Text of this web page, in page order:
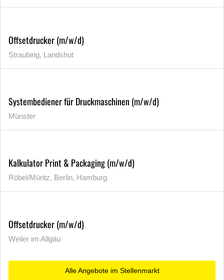
Offsetdrucker (m/w/d)
Straubing, Landshut
Systembediener für Druckmaschinen (m/w/d)
Münster
Kalkulator Print & Packaging (m/w/d)
Röbel/Müritz, Berlin, Hamburg
Offsetdrucker (m/w/d)
Weiler im Allgäu
Alle Angebote im Stellenmarkt